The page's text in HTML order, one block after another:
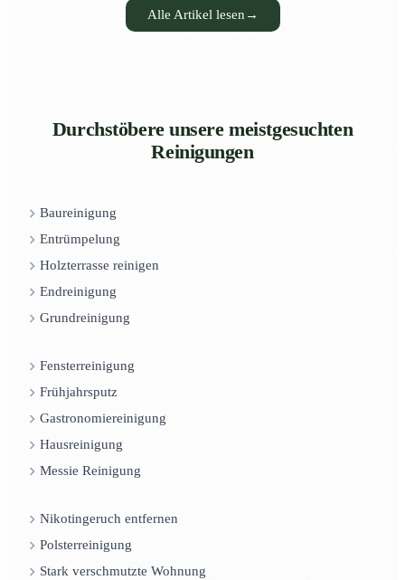
Alle Artikel lesen →
Durchstöbere unsere meistgesuchten
Reinigungen
Baureinigung
Entrümpelung
Holzterrasse reinigen
Endreinigung
Grundreinigung
Fensterreinigung
Frühjahrsputz
Gastronomiereinigung
Hausreinigung
Messie Reinigung
Nikotingeruch entfernen
Polsterreinigung
Stark verschmutzte Wohnung